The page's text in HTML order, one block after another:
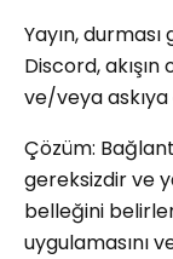
Yayın,
Discord,
ve/veya
Çözüm:
gereksizdir ve
belleğini
uygulamasını